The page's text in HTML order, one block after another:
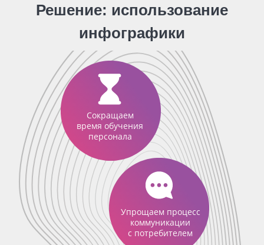
Решение: использование
инфографики
Сокращаем
время обучения
персонала
Упрощаем процесс
коммуникации
с потребителем